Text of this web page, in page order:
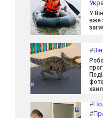
У
вже
#
#
#